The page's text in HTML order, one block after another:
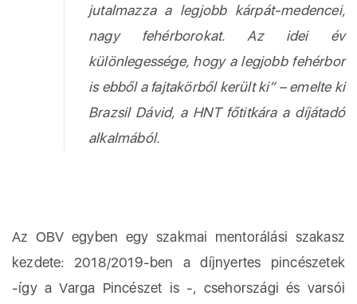
jutalmazza a legjobb kárpát-medencei,
nagy fehérborokat. Az idei év
különlegessége, hogy a legjobb fehérbor
is ebből a fajtakörből került ki” – emelte ki
Brazsil Dávid, a HNT főtitkára a díjátadó
alkalmából.
Az OBV egyben egy szakmai mentorálási szakasz
kezdete: 2018/2019-ben a díjnyertes pincészetek
-így a Varga Pincészet is -, csehországi és varsói